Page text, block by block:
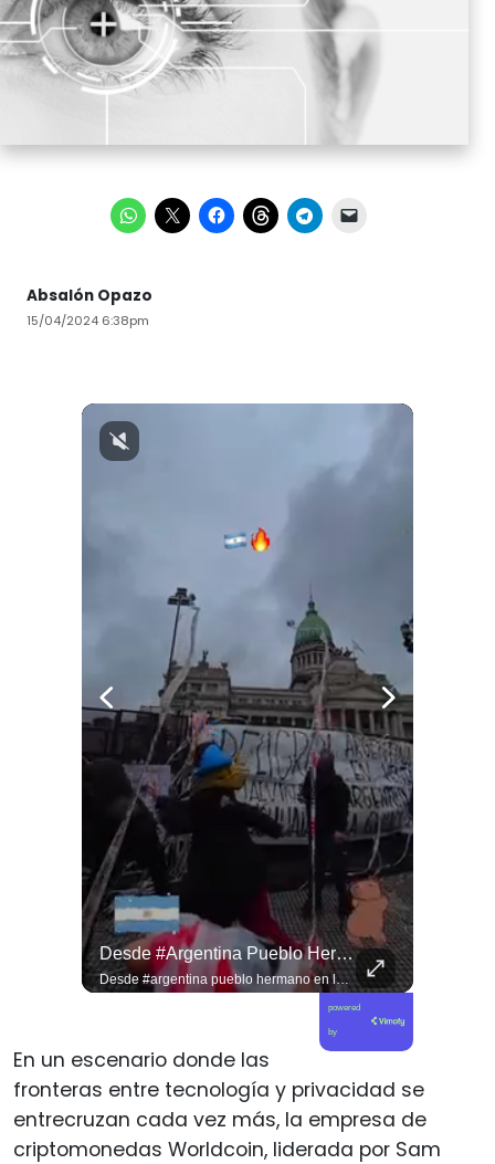
Absalón Opazo
15/04/2024 6:38pm
Desde #argentina Pueblo Hermano En La Lucha Contra El Sionismo @laneurona.
Desde #argentina pueblo hermano en la lucha contra el sionismo @laneurona.rebelde y rebelde un compacto de la acción directa ciudadana #noticias
powered
by
En un escenario donde las
fronteras entre tecnología y privacidad se
entrecruzan cada vez más, la empresa de
criptomonedas Worldcoin, liderada por Sam